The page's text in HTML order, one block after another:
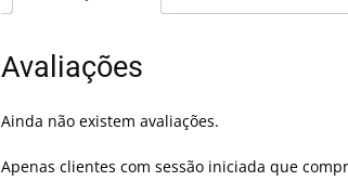
Avaliações
Ainda não existem avaliações.
Apenas clientes com sessão iniciada que